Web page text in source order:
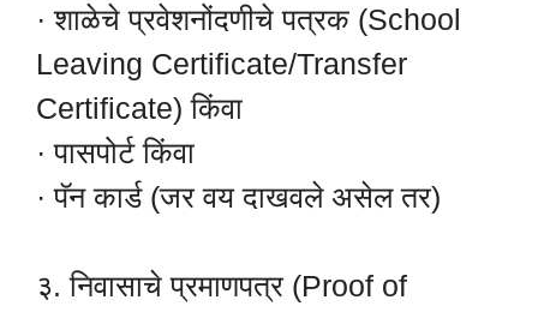
· शाळेचे प्रवेशनोंदणीचे पत्रक (School
Leaving Certificate/Transfer
Certificate) किंवा
· पासपोर्ट किंवा
· पॅन कार्ड (जर वय दाखवले असेल तर)
३. निवासाचे प्रमाणपत्र (Proof of